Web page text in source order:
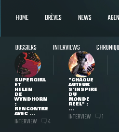
HOME BRÈVES NEWS
DOSSIERS INTERVIEWS
SUPERGIRL
ET
HELEN
DE
WYNDHORN
:
RENCONTRE
AVEC ...
INTERVIEW 4
"CHAQUE
AUTEUR
S'INSPIRE
DU
MONDE
RÉEL" :
...
INTERVIEW 1